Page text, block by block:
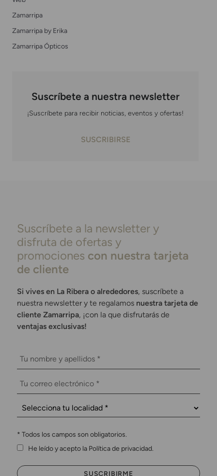
Zamarripa
Zamarripa by Erika
Zamarripa Ópticos
Suscríbete a nuestra newsletter
¡Suscríbete para recibir noticias, eventos y ofertas!
SUSCRIBIRSE
Suscríbete a la newsletter y
disfruta de ofertas y
promociones con nuestra tarjeta
de cliente
Si vives en La Ribera o alrededores, suscríbete a
nuestra newsletter y te regalamos nuestra tarjeta de
cliente Zamarripa, ¡con la que disfrutarás de
ventajas exclusivas!
* Todos los campos son obligatorios.
He leído y acepto la Política de privacidad.